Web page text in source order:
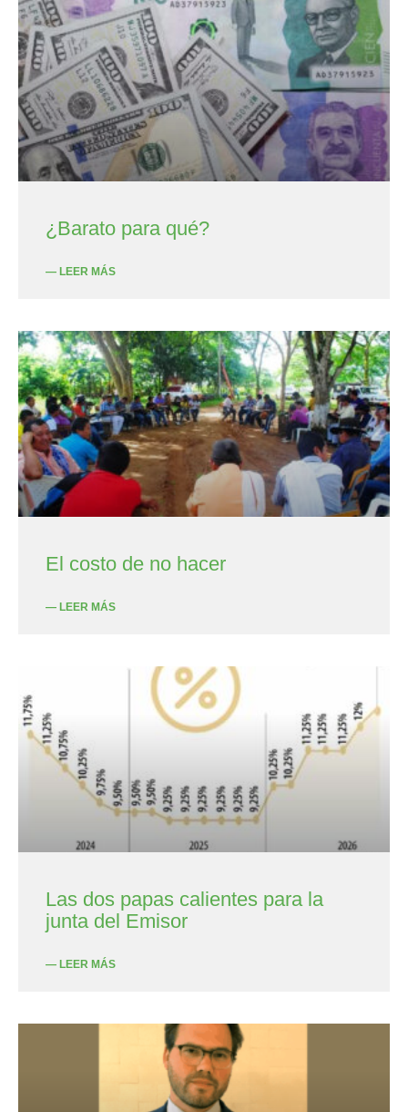
¿Barato para qué?
— LEER MÁS
El costo de no hacer
— LEER MÁS
Las dos papas calientes para la
junta del Emisor
— LEER MÁS